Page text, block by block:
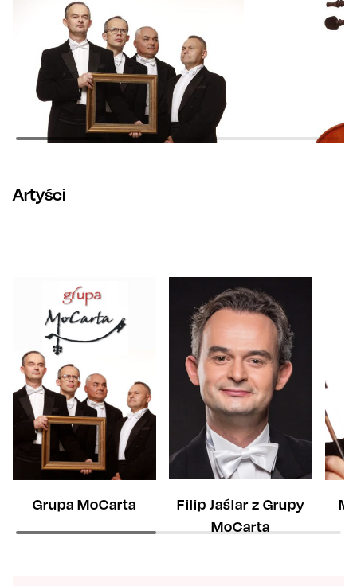
Artyści
Grupa MoCarta
Filip Jaślar z Grupy
MoCarta